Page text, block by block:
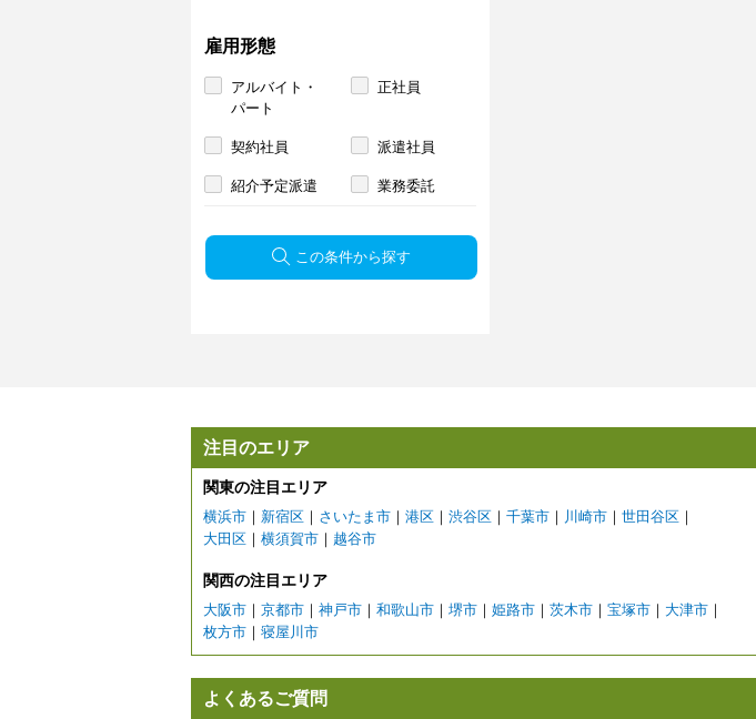
雇用形態
アルバイト・
パート
正社員
契約社員 派遣社員
紹介予定派遣 業務委託
この条件から探す
注目のエリア
関東の注目エリア
横浜市 ｜ 新宿区 ｜ さいたま市 ｜ 港区 ｜ 渋谷区 ｜ 千葉市 ｜ 川崎市 ｜ 世田谷区 ｜
大田区 ｜ 横須賀市 ｜ 越谷市
関西の注目エリア
大阪市 ｜ 京都市 ｜ 神戸市 ｜ 和歌山市 ｜ 堺市 ｜ 姫路市 ｜ 茨木市 ｜ 宝塚市 ｜ 大津市 ｜
枚方市 ｜ 寝屋川市
よくあるご質問